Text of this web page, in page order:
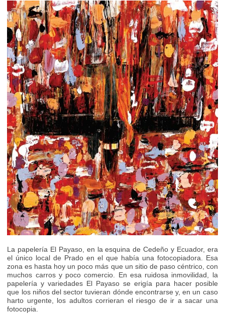
La papelería El Payaso, en la esquina de Cedeño y Ecuador, era
el único local de Prado en el que había una fotocopiadora. Esa
zona es hasta hoy un poco más que un sitio de paso céntrico, con
muchos carros y poco comercio. En esa ruidosa inmovilidad, la
papelería y variedades El Payaso se erigía para hacer posible
que los niños del sector tuvieran dónde encontrarse y, en un caso
harto urgente, los adultos corrieran el riesgo de ir a sacar una
fotocopia.